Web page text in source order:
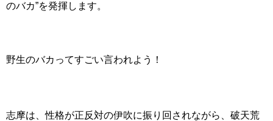
のバカ”を発揮します。
野生のバカってすごい言われよう！
志摩は、性格が正反対の伊吹に振り回されながら、破天荒